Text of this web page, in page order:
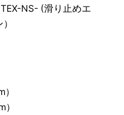
NS- (滑り止めエ